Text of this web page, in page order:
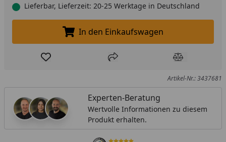
Lieferbar, Lieferzeit: 20-25 Werktage in Deutschland
In den Einkaufswagen legen
In den Einkaufswagen
Produkt zur Wunschliste hinzufügen
Teilen Produkt
Artikel-Nr.: 3437681
Experten-Beratung
Wertvolle Informationen zu diesem
Produkt erhalten.